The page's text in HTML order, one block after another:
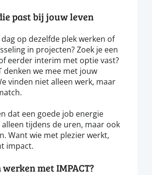
past bij jouw leven
dag op dezelfde plek werken of
in projecten? Zoek je een
eerder interim met optie vast?
denken we mee met jouw
vinden niet alleen werk, maar
dat een goede job energie
alleen tijdens de uren, maar ook
Want wie met plezier werkt,
impact.
met IMPACT?